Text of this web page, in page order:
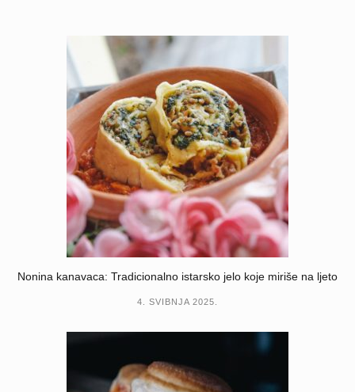
Nonina kanavaca: Tradicionalno istarsko jelo koje miriše na ljeto
4. SVIBNJA 2025.